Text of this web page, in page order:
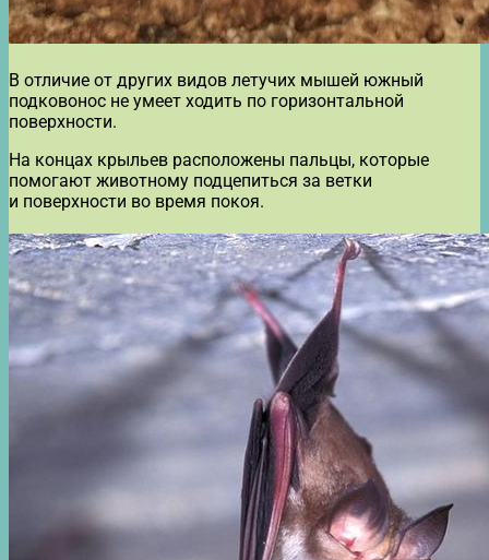
В отличие от других видов летучих мышей южный
подковонос не умеет ходить по горизонтальной
поверхности.
На концах крыльев расположены пальцы, которые
помогают животному подцепиться за ветки
и поверхности во время покоя.